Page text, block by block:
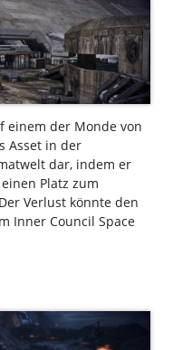
einem der Monde von
Asset in der
dar, indem er
Platz zum
Verlust könnte den
Inner Council Space